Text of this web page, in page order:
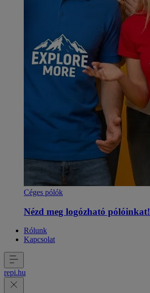
Céges pólók
Nézd meg logózható pólóinkat!
Rólunk
Kapcsolat
repi.hu